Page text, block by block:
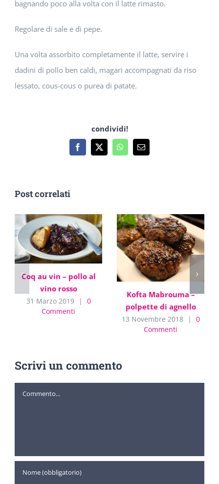
bagnando poco alla volta con il latte rimasto.
Regolare di sale e di pepe.
Una volta assorbito completamente il latte, servire i
dadini di pollo ben caldi, magari accompagnati da riso
lessato, cous-cous o purea di patate.
condividi!
Facebook
X WhatsApp
Email
Post correlati
Coq au vin – pollo al
vino rosso
31 Marzo 2019 |
0
Commenti
Kofta Mabrouma –
polpette di agnello
13 Novembre 2018 |
0
Commenti
Scrivi un commento
Commento